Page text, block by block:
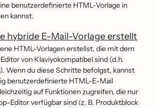
benutzerdefinierte HTML-Vorlage in
kannst.
hybride E-Mail-Vorlage erstellt
HTML-Vorlagen erstellst, die mit dem
von Klaviyokompatibel sind (d.h.
Wenn du diese Schritte befolgst, kannst
benutzerdefinierte HTML-E-Mail
auf Funktionen zugreifen, die nur
Editor verfügbar sind (z. B. Produktblock